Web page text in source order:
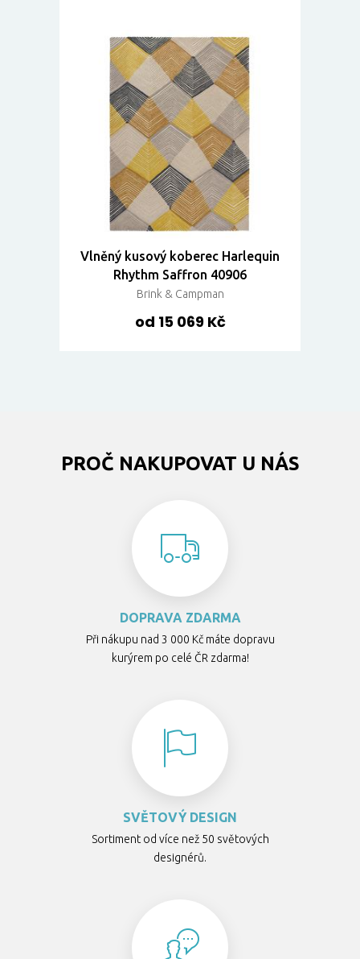
Vlněný kusový koberec Harlequin
Rhythm Saffron 40906
Brink & Campman
od 15 069 Kč
PROČ NAKUPOVAT U NÁS
DOPRAVA ZDARMA
Při nákupu nad 3 000 Kč máte dopravu
kurýrem po celé ČR zdarma!
SVĚTOVÝ DESIGN
Sortiment od více než 50 světových
designérů.